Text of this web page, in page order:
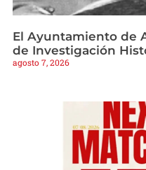
El Ayuntamiento de
de Investigación
agosto 7, 2026